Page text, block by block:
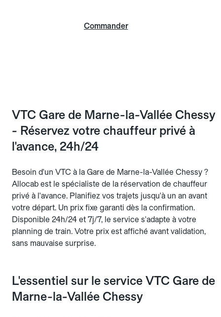
Commander
VTC Gare de Marne-la-Vallée Chessy
- Réservez votre chauffeur privé à
l'avance, 24h/24
Besoin d'un VTC à la Gare de Marne-la-Vallée Chessy ?
Allocab est le spécialiste de la réservation de chauffeur
privé à l'avance. Planifiez vos trajets jusqu'à un an avant
votre départ. Un prix fixe garanti dès la confirmation.
Disponible 24h/24 et 7j/7, le service s'adapte à votre
planning de train. Votre prix est affiché avant validation,
sans mauvaise surprise.
L'essentiel sur le service VTC Gare de
Marne-la-Vallée Chessy